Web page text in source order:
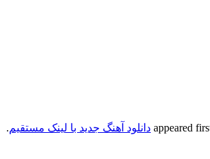
دانلود آهنگ جدید با لینک مستقیم.